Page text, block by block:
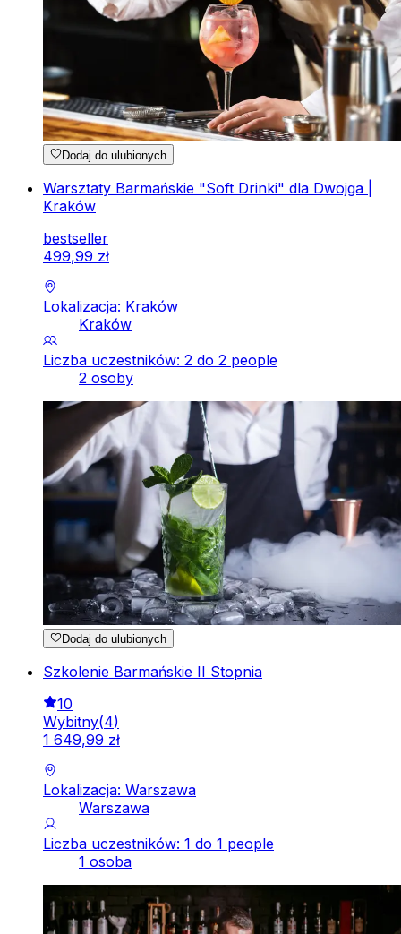
Dodaj do ulubionych
Warsztaty Barmańskie "Soft Drinki" dla Dwojga |
Kraków
bestseller
499,99 zł
Lokalizacja: Kraków
Kraków
Liczba uczestników: 2 do 2 people
2 osoby
Dodaj do ulubionych
Szkolenie Barmańskie II Stopnia
10
Wybitny(4)
1 649,99 zł
Lokalizacja: Warszawa
Warszawa
Liczba uczestników: 1 do 1 people
1 osoba